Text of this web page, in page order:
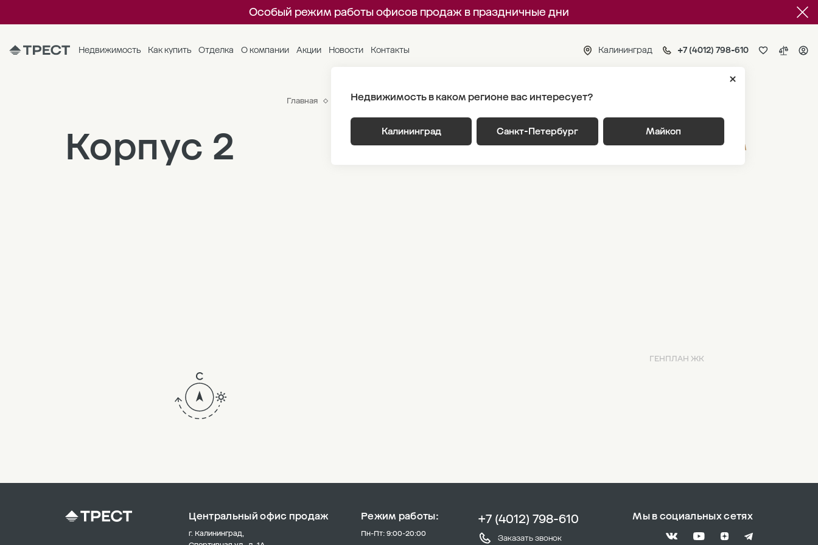
Особый режим работы офисов продаж в праздничные дни
Недвижимость Как купить Отделка О компании Акции Новости Контакты Калининград +7 (4012) 798-610
Недвижимость в каком регионе вас интересует?
Калининград Санкт-Петербург Майкоп
Главная ЖК «Гагарина 30» Генплан Корпус 2 Этаж 1
Корпус 2 ВЫБРАТЬ ПО ПАРАМЕТРАМ
ГЕНПЛАН ЖК
Центральный офис продаж
г. Калининград,
Режим работы:
Пн-Пт: 9:00-20:00
+7 (4012) 798-610
Заказать звонок
Мы в социальных сетях